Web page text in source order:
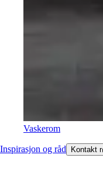
Vaskerom
Inspirasjon og råd Kontakt